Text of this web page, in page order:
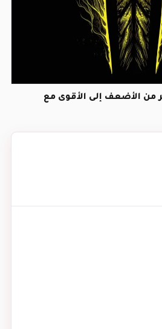
من الأضعف إلى الأقوى مع